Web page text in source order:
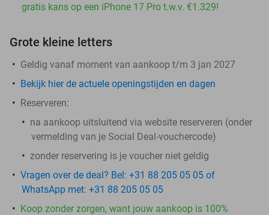
gratis kans op een iPhone 17 Pro t.w.v. €1.329!
Grote kleine letters
Geldig vanaf moment van aankoop t/m 3 jan 2027
Bekijk hier de actuele openingstijden en dagen
Reserveren:
na aankoop uitsluitend via website reserveren (onder
vermelding van je Social Deal-vouchercode)
zonder reservering is je voucher niet geldig
Vragen over de deal? Bel: +31 88 205 05 05 of
WhatsApp met: +31 88 205 05 05
Koop zonder zorgen, want jouw aankoop is 100%